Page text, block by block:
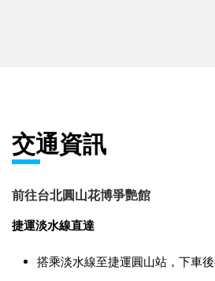
交通資訊
前往台北圓山花博爭艷館
捷運淡水線直達
搭乘淡水線至捷運圓山站，下車